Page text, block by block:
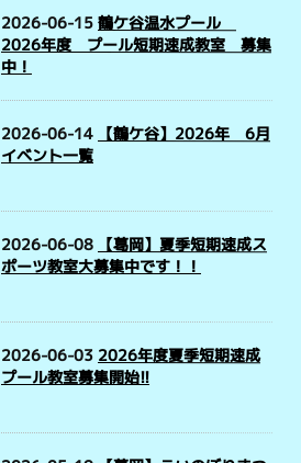
2026-06-15鶴ケ谷温水プール
2026年度 プール短期速成教室 募集
中！
2026-06-14 【鶴ケ谷】2026年 6月
イベント一覧
2026-06-08 【葛岡】夏季短期速成ス
ポーツ教室大募集中です！！
2026-06-03 2026年度夏季短期速成
プール教室募集開始!!